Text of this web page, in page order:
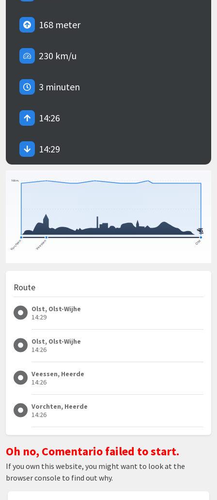
168 meter
230 km/u
3 minuten
14:26
14:29
Route
Olst, Olst-Wijhe
14:29
Olst, Olst-Wijhe
14:26
Veessen, Heerde
14:26
Vorchten, Heerde
14:26
Oh no, Comentario failed to start.
If you own this website, you might want to look at the
browser console to find out why.